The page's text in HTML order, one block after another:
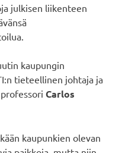
julkisen liikenteen
kaupungin
tieteellinen johtaja ja
Carlos
kaupunkien olevan